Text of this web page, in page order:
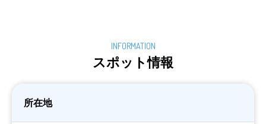
スポット情報
所在地